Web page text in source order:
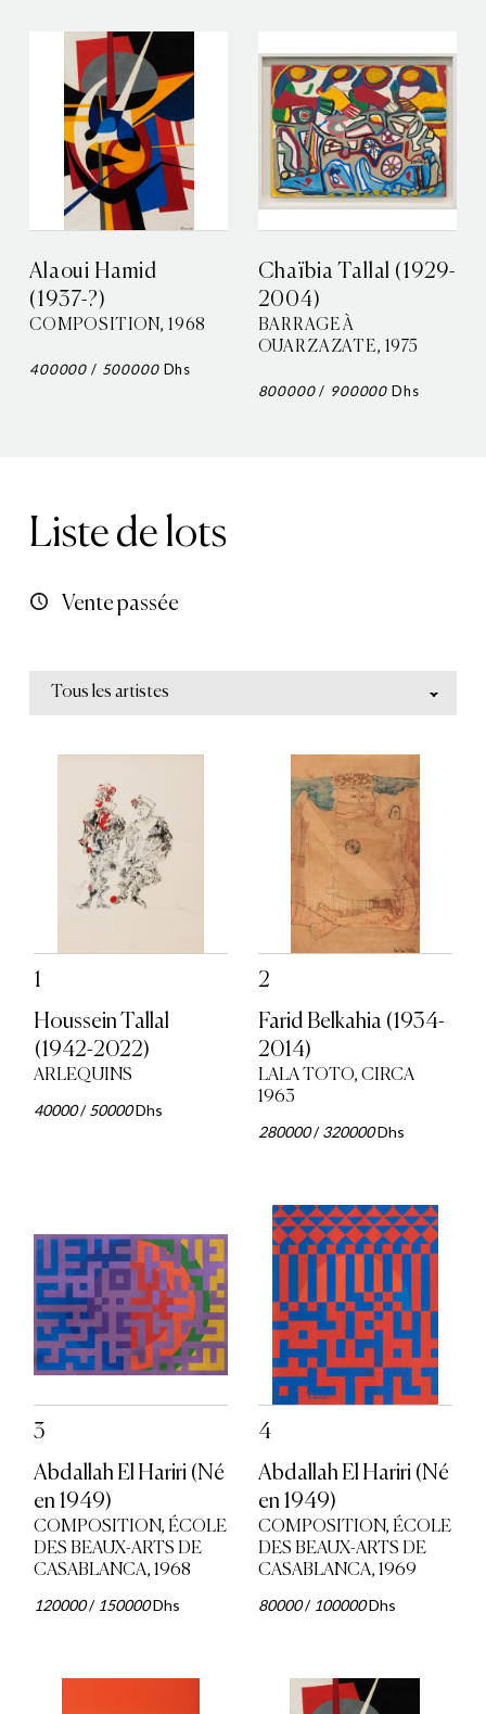
Alaoui Hamid
(1937-?)
COMPOSITION, 1968
400000 / 500000Dhs
Chaïbia Tallal (1929-
2004)
BARRAGE À
OUARZAZATE, 1975
800000/ 900000 Dhs
Liste de lots
Vente passée
Tous les artistes
1
Houssein Tallal
(1942-2022)
ARLEQUINS
40000/50000Dhs
2
Farid Belkahia (1934-
2014)
LALA TOTO, CIRCA
1963
280000/320000Dhs
3
Abdallah El Hariri (Né
en 1949)
COMPOSITION, ÉCOLE
DES BEAUX-ARTS DE
CASABLANCA, 1968
120000/ 150000Dhs
4
Abdallah El Hariri (Né
en 1949)
COMPOSITION, ÉCOLE
DES BEAUX-ARTS DE
CASABLANCA, 1969
80000/ 100000Dhs